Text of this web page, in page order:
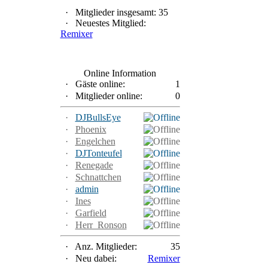
·
Mitglieder insgesamt: 35
·
Neuestes Mitglied:
Remixer
Online Information
·
Gäste online:
1
·
Mitglieder online: 0
·
DJBullsEye
·
Phoenix
·
Engelchen
·
DJTonteufel
·
Renegade
·
Schnattchen
·
admin
·
Ines
·
Garfield
·
Herr_Ronson
· Anz. Mitglieder:
35
·
Neu dabei: Remixer